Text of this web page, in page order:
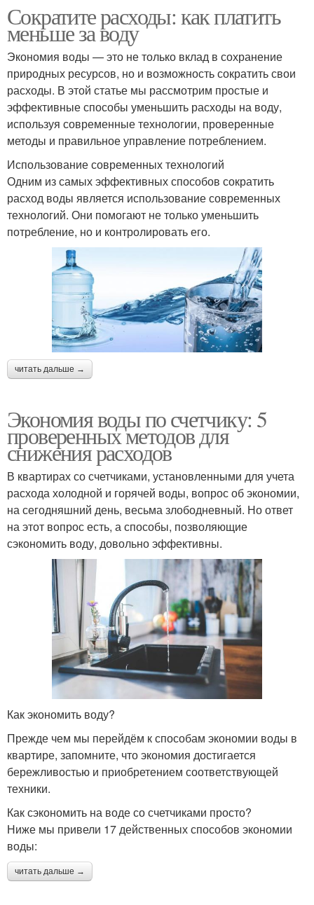
Сократите расходы: как платить
меньше за воду
Экономия воды — это не только вклад в сохранение
природных ресурсов, но и возможность сократить свои
расходы. В этой статье мы рассмотрим простые и
эффективные способы уменьшить расходы на воду,
используя современные технологии, проверенные
методы и правильное управление потреблением.
Использование современных технологий
Одним из самых эффективных способов сократить
расход воды является использование современных
технологий. Они помогают не только уменьшить
потребление, но и контролировать его.
читать дальше →
Экономия воды по счетчику: 5
проверенных методов для
снижения расходов
В квартирах со счетчиками, установленными для учета
расхода холодной и горячей воды, вопрос об экономии,
на сегодняшний день, весьма злободневный. Но ответ
на этот вопрос есть, а способы, позволяющие
сэкономить воду, довольно эффективны.
Как экономить воду?
Прежде чем мы перейдём к способам экономии воды в
квартире, запомните, что экономия достигается
бережливостью и приобретением соответствующей
техники.
Как сэкономить на воде со счетчиками просто?
Ниже мы привели 17 действенных способов экономии
воды:
читать дальше →